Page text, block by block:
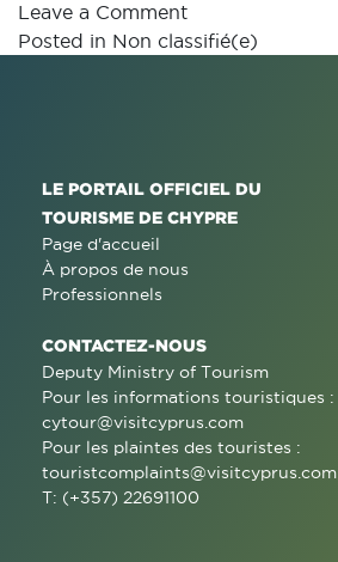
Leave a Comment
Posted in Non classifié(e)
LE PORTAIL OFFICIEL DU
TOURISME DE CHYPRE
Page d'accueil
À propos de nous
Professionnels
CONTACTEZ-NOUS
Deputy Ministry of Tourism
Pour les informations touristiques :
cytour@visitcyprus.com
Pour les plaintes des touristes :
touristcomplaints@visitcyprus.com
T: (+357) 22691100